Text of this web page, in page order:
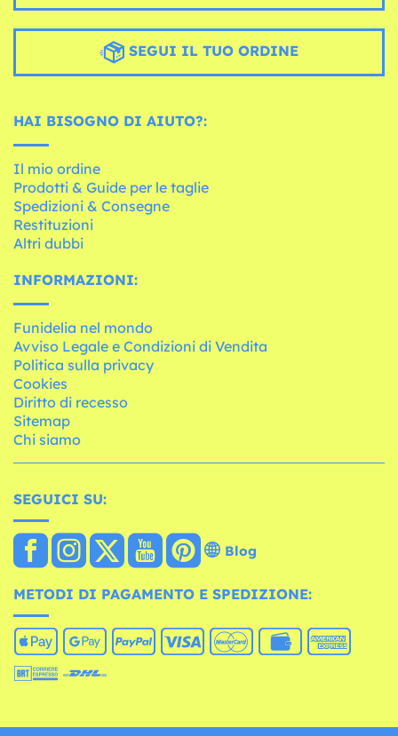
SEGUI IL TUO ORDINE
HAI BISOGNO DI AIUTO?:
Il mio ordine
Prodotti & Guide per le taglie
Spedizioni & Consegne
Restituzioni
Altri dubbi
INFORMAZIONI:
Funidelia nel mondo
Avviso Legale e Condizioni di Vendita
Politica sulla privacy
Cookies
Diritto di recesso
Sitemap
Chi siamo
SEGUICI SU:
Blog
METODI DI PAGAMENTO E SPEDIZIONE: